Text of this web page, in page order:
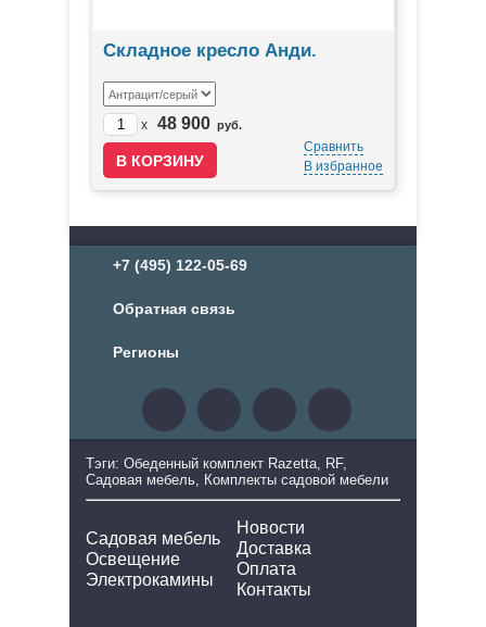
Складное кресло Анди.
x 48 900 руб.
Сравнить
В избранное
+7 (495) 122-05-69
Обратная связь
Регионы
Тэги: Обеденный комплект Razetta, RF,
Садовая мебель, Комплекты садовой мебели
Садовая мебель
Освещение
Электрокамины
Новости
Доставка
Оплата
Контакты